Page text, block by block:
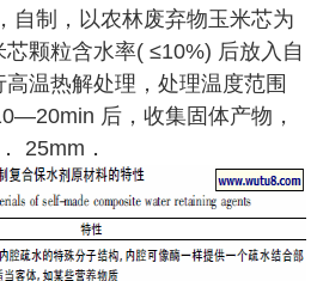
自制，以农林废弃物玉米芯为
颗粒含水率( ≤10%) 后放入自
温热解处理，处理温度范围
后，收集固体产物，
25mm．